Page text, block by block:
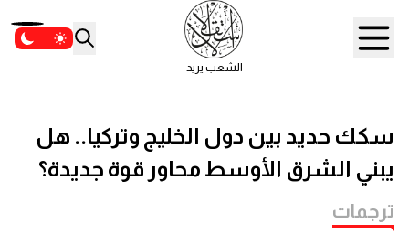
الشعب يريد
سكك حديد بين دول الخليج وتركيا.. هل
يبني الشرق الأوسط محاور قوة جديدة؟
ترجمات